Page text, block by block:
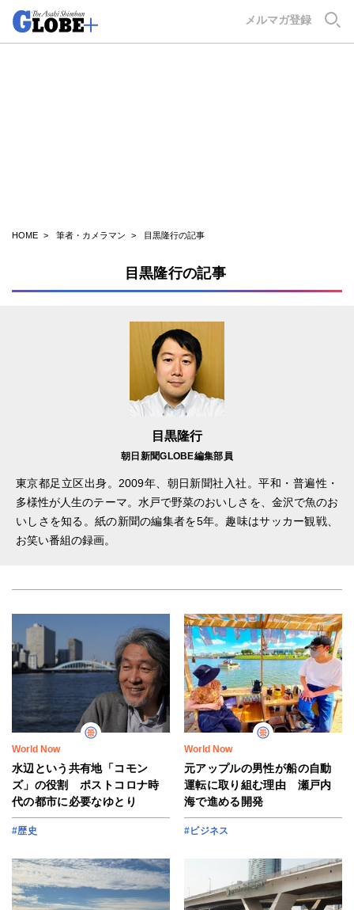
メルマガ登録
HOME 筆者・カメラマン 目黒隆行の記事
目黒隆行の記事
目黒隆行
朝日新聞GLOBE編集部員
東京都足立区出身。2009年、朝日新聞社入社。平和・普遍性・
多様性が人生のテーマ。水戸で野菜のおいしさを、金沢で魚のお
いしさを知る。紙の新聞の編集者を5年。趣味はサッカー観戦、
お笑い番組の録画。
World Now
水辺という共有地「コモン
ズ」の役割 ポストコロナ時
代の都市に必要なゆとり
#歴史
World Now
元アップルの男性が船の自動
運転に取り組む理由 瀬戸内
海で進める開発
#ビジネス